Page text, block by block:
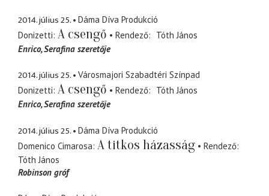
2014. július 25.
Dáma Díva Produkció
Donizetti A csengő Rendező
Tóth János
Enrico Serafina szeretője
2014. július 25.
Városmajori Szabadtéri Színpad
Donizetti A csengő Rendező
Tóth János
Enrico Serafina szeretője
2014. július 25.
Dáma Díva Produkció
Domenico Cimarosa A titkos házasság
Rendező
Tóth János
Robinson gróf